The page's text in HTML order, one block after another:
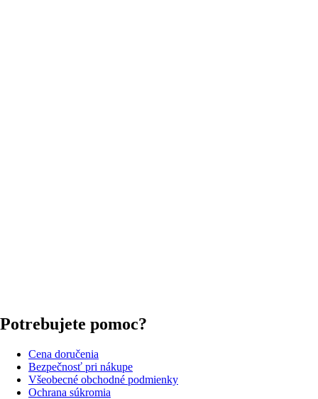
Potrebujete pomoc?
Cena doručenia
Bezpečnosť pri nákupe
Všeobecné obchodné podmienky
Ochrana súkromia